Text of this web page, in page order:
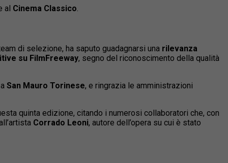
al Cinema Classico.
di selezione, ha saputo guadagnarsi una rilevanza
su FilmFreeway, segno del riconoscimento della qualità
San Mauro Torinese, e ringrazia le amministrazioni
quinta edizione, citando i numerosi collaboratori che, con
Corrado Leoni, autore dell’opera su cui è stato